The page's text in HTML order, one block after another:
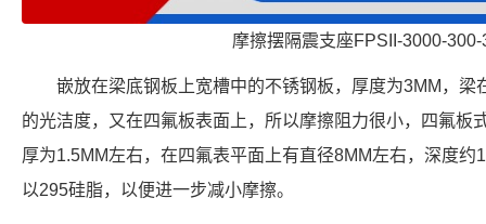
摩擦摆隔震支座FPSII-3000-300-
嵌放在梁底钢板上宽槽中的不锈钢板，厚度为3MM，
的光洁度，又在四氟板表面上，所以摩擦阻力很小，四氟板
厚为1.5MM左右，在四氟表平面上有直径8MM左右，深度
以295硅脂，以便进一步减小摩擦。